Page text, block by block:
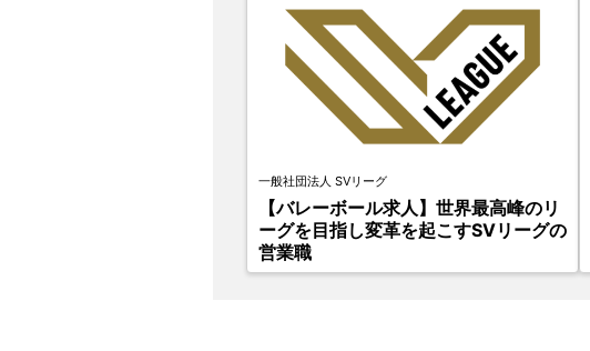
一般社団法人 SVリーグ
【バレーボール求人】世界最高峰のリ
ーグを目指し変革を起こすSVリーグの
営業職